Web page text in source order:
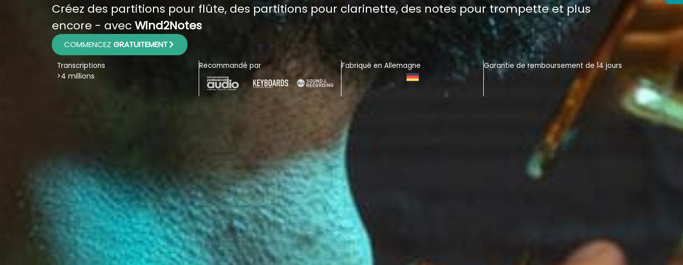
Créez des partitions pour flûte, des partitions pour clarinette, des notes pour trompette et plus
encore - avecWind2Notes
COMMENCEZ GRATUITEMENT
Transcriptions
>4 millions
Recommandé par Fabriqué en Allemagne Garantie de remboursement de 14 jours